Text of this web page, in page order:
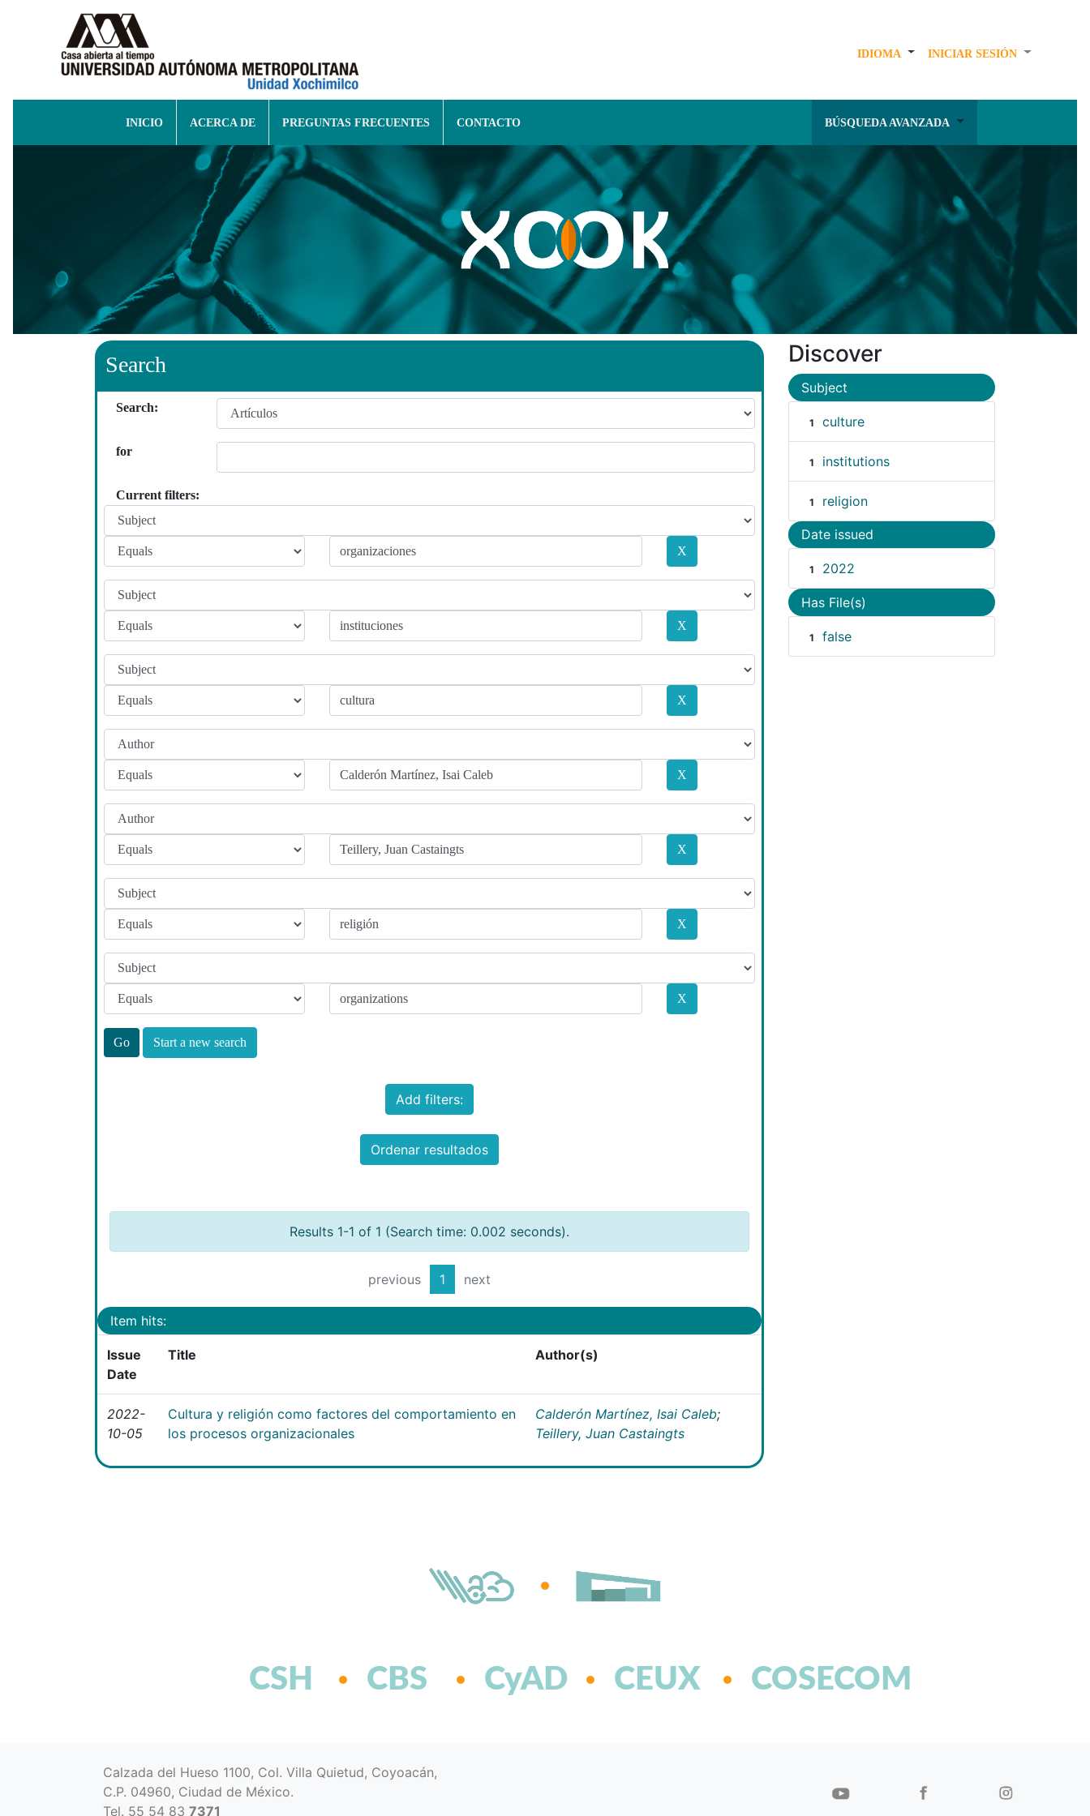
IDIOMA INICIAR SESIÓN
INICIO ACERCA DE PREGUNTAS FRECUENTES CONTACTO BÚSQUEDA AVANZADA
Search
Search:
for
Current filters:
Start a new search
Add filters:
Ordenar resultados
Results 1-1 of 1 (Search time: 0.002 seconds).
previous 1 next
Item hits:
Issue
Date
Title Author(s)
2022-
10-05
Cultura y religión como factores del comportamiento en
los procesos organizacionales
Calderón Martínez, Isai Caleb;
Teillery, Juan Castaingts
Discover
Subject
1 culture
1 institutions
1 religion
Date issued
1 2022
Has File(s)
1 false
CSH CBS CyAD CEUX COSECOM
Calzada del Hueso 1100, Col. Villa Quietud, Coyoacán,
C.P. 04960, Ciudad de México.
Tel. 55 54 83 7371